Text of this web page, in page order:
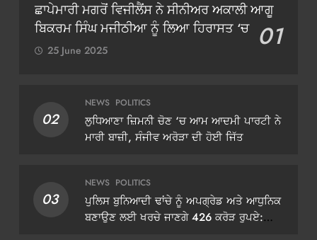
ਛਾਪੇਮਾਰੀ ਮਗਰੋਂ ਵਿਜੀਲੈਂਸ ਨੇ ਸੀਨੀਅਰ ਅਕਾਲੀ ਆਗੂ
ਬਿਕਰਮ ਸਿੰਘ ਮਜੀਠੀਆ ਨੂੰ ਲਿਆ ਹਿਰਾਸਤ ‘ਚ 01
25 June 2025
02
NEWS POLITICS
ਲੁਧਿਆਣਾ ਜ਼ਿਮਨੀ ਚੋਣ ‘ਚ ਆਮ ਆਦਮੀ ਪਾਰਟੀ ਨੇ
ਮਾਰੀ ਬਾਜ਼ੀ, ਸੰਜੀਵ ਅਰੋੜਾ ਦੀ ਹੋਈ ਜਿੱਤ
03
NEWS POLITICS
ਪੁਲਿਸ ਬੁਨਿਆਦੀ ਢਾਂਚੇ ਨੂੰ ਅਪਗ੍ਰੇਡ ਅਤੇ ਆਧੁਨਿਕ
ਬਣਾਉਣ ਲਈ ਖਰਚੇ ਜਾਣਗੇ 426 ਕਰੋੜ ਰੁਪਏ: